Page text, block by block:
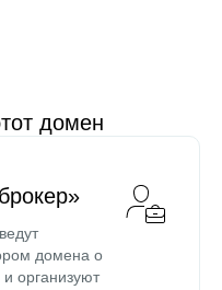
домен
домена о
организуют